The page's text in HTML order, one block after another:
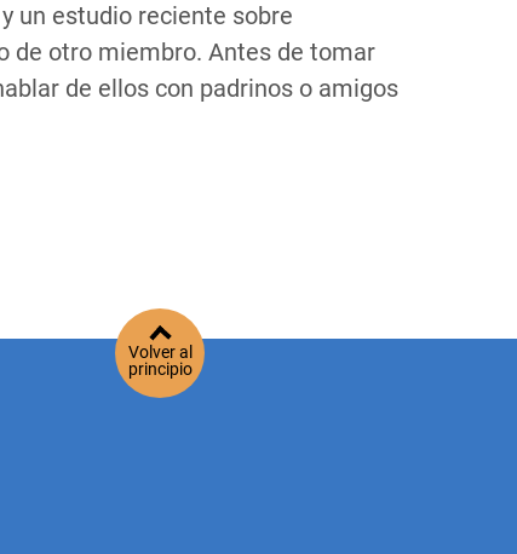
un estudio reciente sobre
de otro miembro. Antes de tomar
de ellos con padrinos o amigos
Volver al
principio